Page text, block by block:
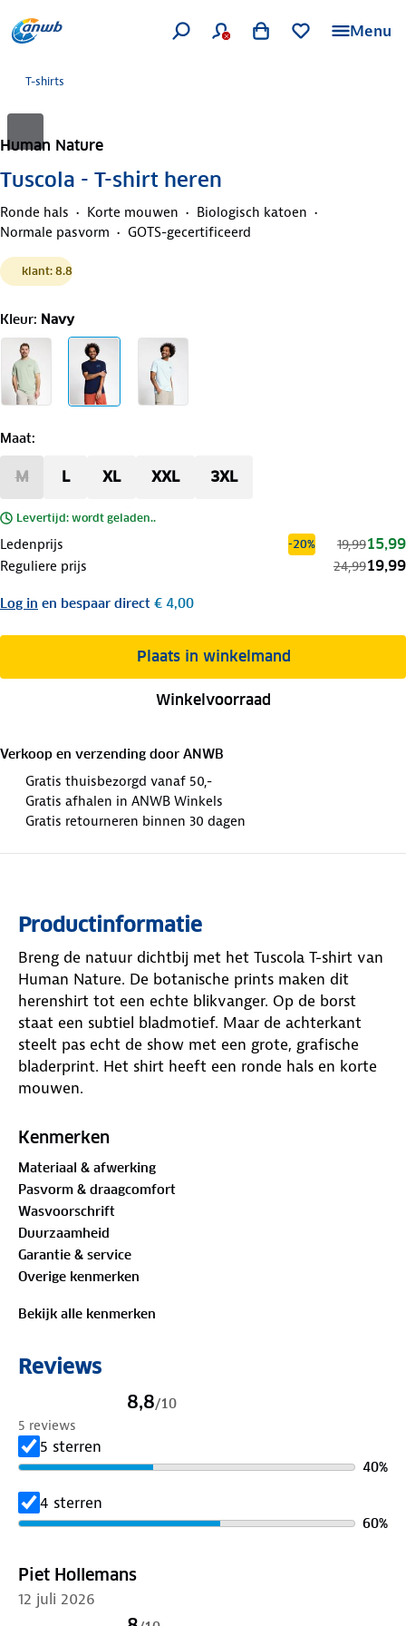
Menu
T-shirts
Human Nature
Tuscola - T-shirt heren
Ronde hals Korte mouwen
Biologisch katoen
Normale pasvorm
GOTS-gecertificeerd
klant: 8.8
Kleur: Navy
Maat:
M L XL XXL 3XL
Levertijd: wordt geladen..
Ledenprijs -20% 19,9915,99
Reguliere prijs 24,9919,99
Log in en bespaar direct € 4,00
Plaats in winkelmand
Winkelvoorraad
Verkoop en verzending door ANWB
Gratis thuisbezorgd vanaf 50,-
Gratis afhalen in ANWB Winkels
Gratis retourneren binnen 30 dagen
Productinformatie
Breng de natuur dichtbij met het Tuscola T-shirt van
Human Nature. De botanische prints maken dit
herenshirt tot een echte blikvanger. Op de borst
staat een subtiel bladmotief. Maar de achterkant
steelt pas echt de show met een grote, grafische
bladerprint. Het shirt heeft een ronde hals en korte
mouwen.
Dit T-shirt is gemaakt van materialen met
(GOTS) is een internationaal keurmerk dat strenge
eisen stelt aan de gehele textielketen, van de teelt
van natuurlijke vezels tot aan de verwerking en
productie van het kledingstuk. Omdat avontuur
begint bij wat je aantrekt.
Materiaal
Is je kleding aan vervanging toe? Lever het in bij
onze winkels. Wij geven er een nieuwe bestemming
Kenmerken
Materiaal & afwerking
Pasvorm & draagcomfort
Wasvoorschrift
Duurzaamheid
Garantie & service
Overige kenmerken
Bekijk alle kenmerken
Reviews
8,8/10
5 reviews
5 sterren
40%
4 sterren
60%
Piet Hollemans
12 juli 2026